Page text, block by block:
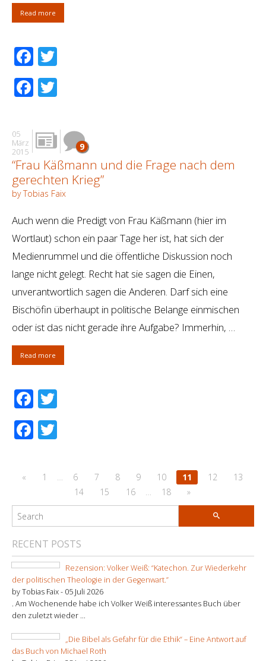
Read more
Facebook
Facebook
05
März
2015
9
“Frau Käßmann und die Frage nach dem
gerechten Krieg”
by Tobias Faix
Auch wenn die Predigt von Frau Käßmann (hier im
Wortlaut) schon ein paar Tage her ist, hat sich der
Medienrummel und die öffentliche Diskussion noch
lange nicht gelegt. Recht hat sie sagen die Einen,
unverantwortlich sagen die Anderen. Darf sich eine
Bischöfin überhaupt in politische Belange einmischen
oder ist das nicht gerade ihre Aufgabe? Immerhin, …
Read more
Facebook
Facebook
« 1 … 6 7 8 9 10 11 12
13
14
15 16 … 18 »
RECENT POSTS
Rezension: Volker Weiß: “Katechon. Zur Wiederkehr
der politischen Theologie in der Gegenwart.”
by Tobias Faix - 05 Juli 2026
. Am Wochenende habe ich Volker Weiß interessantes Buch über
den zuletzt wieder ...
„Die Bibel als Gefahr für die Ethik“ – Eine Antwort auf
das Buch von Michael Roth